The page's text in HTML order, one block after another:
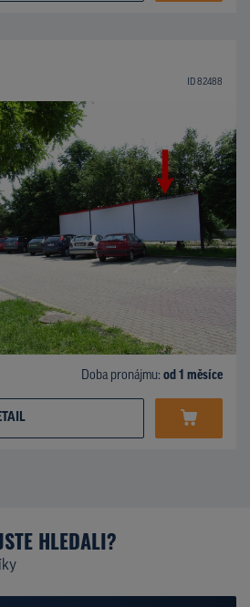
ID 82488
Doba pronájmu: od 1 měsíce
HLEDALI?